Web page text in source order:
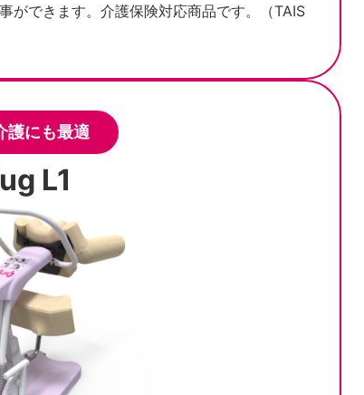
ができます。介護保険対応商品です。（TAIS
護にも最適
L1